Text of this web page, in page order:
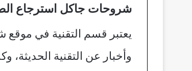
شروحات جاكل استرجاع
يعتبر قسم التقنية في
وأخبار عن التقنية